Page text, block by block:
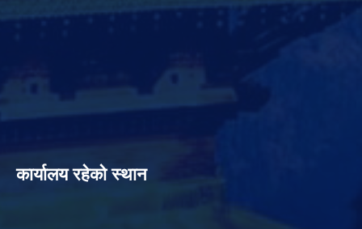
कार्यालय रहेको स्थान